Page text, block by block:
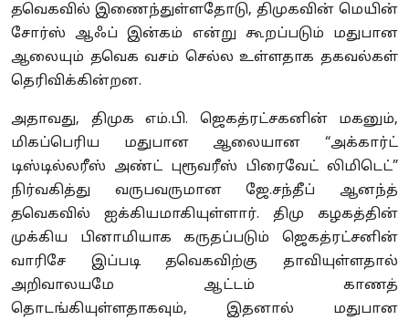
தவெகவில் இணைந்துள்ளதோடு, திமுகவின் மெயின்
சோர்ஸ் ஆஃப் இன்கம் என்று கூறப்படும் மதுபான
ஆலையும் தவெக வசம் செல்ல உள்ளதாக தகவல்கள்
தெரிவிக்கின்றன.
அதாவது, திமுக எம்.பி. ஜெகத்ரட்சகனின் மகனும்,
மிகப்பெரிய மதுபான ஆலையான “அக்கார்ட்
டிஸ்டில்லரீஸ் அண்ட் புரூவரீஸ் பிரைவேட் லிமிடெட்”
நிர்வகித்து வருபவருமான ஜே.சந்தீப் ஆனந்த்
தவெகவில் ஐக்கியமாகியுள்ளார். திமு கழகத்தின்
முக்கிய பினாமியாக கருதப்படும் ஜெகத்ரட்சனின்
வாரிசே இப்படி தவெகவிற்கு தாவியுள்ளதால்
அறிவாலயமே ஆட்டம் காணத்
தொடங்கியுள்ளதாகவும், இதனால் மதுபான